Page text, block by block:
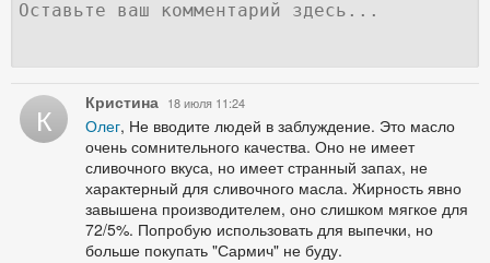
К Кристина 18 июля 11:24
Олег, Не вводите людей в заблуждение. Это масло
очень сомнительного качества. Оно не имеет
сливочного вкуса, но имеет странный запах, не
характерный для сливочного масла. Жирность явно
завышена производителем, оно слишком мягкое для
72/5%. Попробую использовать для выпечки, но
больше покупать "Сармич" не буду.